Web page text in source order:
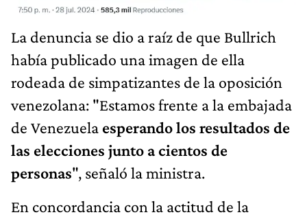
La denuncia se dio a raíz de que Bullrich
había publicado una imagen de ella
rodeada de simpatizantes de la oposición
venezolana: "Estamos frente a la embajada
de Venezuela esperando los resultados de
las elecciones junto a cientos de
personas", señaló la ministra.
En concordancia con la actitud de la